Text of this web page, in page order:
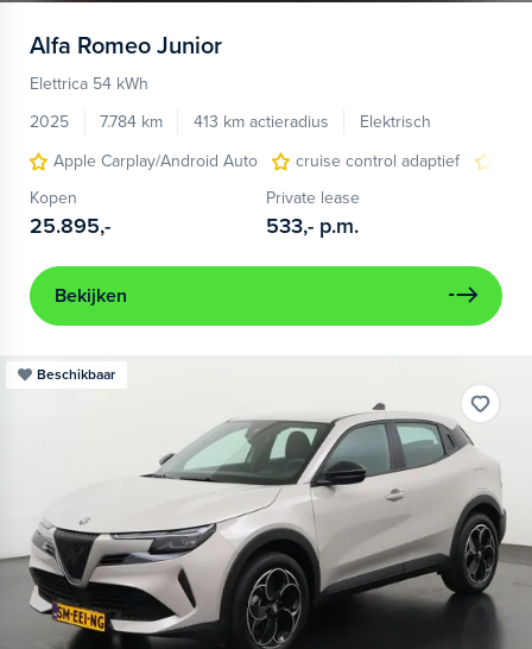
Alfa Romeo Junior
Elettrica 54 kWh
2025
7.784 km 413 km actieradius
Elektrisch
Apple Carplay/Android Auto
cruise control adaptief
Kopen
25.895,-
Private lease
533,- p.m.
Bekijken
Beschikbaar